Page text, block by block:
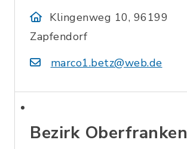
Klingenweg 10, 96199
Zapfendorf
marco1.betz@web.de
Bezirk Oberfranken